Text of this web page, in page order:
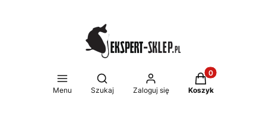
Menu
Otwórz wyszukiwarkę
Szukaj Zaloguj się
Produkty w
Koszyk